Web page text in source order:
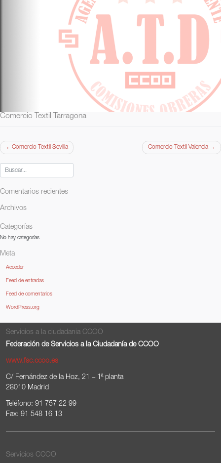
Comercio Textil Tarragona
Navegación
de
entradas
Comercio Textil Sevilla Comercio Textil Valencia
Comentarios recientes
Archivos
Categorías
No hay categorías
Meta
Acceder
Feed de entradas
Feed de comentarios
WordPress.org
Servicios a la ciudadania CCOO
Federación de Servicios a la Ciudadanía de CCOO
www.fsc.ccoo.es
C/ Fernández de la Hoz, 21 – 1ª planta
28010 Madrid
Teléfono: 91 757 22 99
Fax: 91 548 16 13
Servicios CCOO